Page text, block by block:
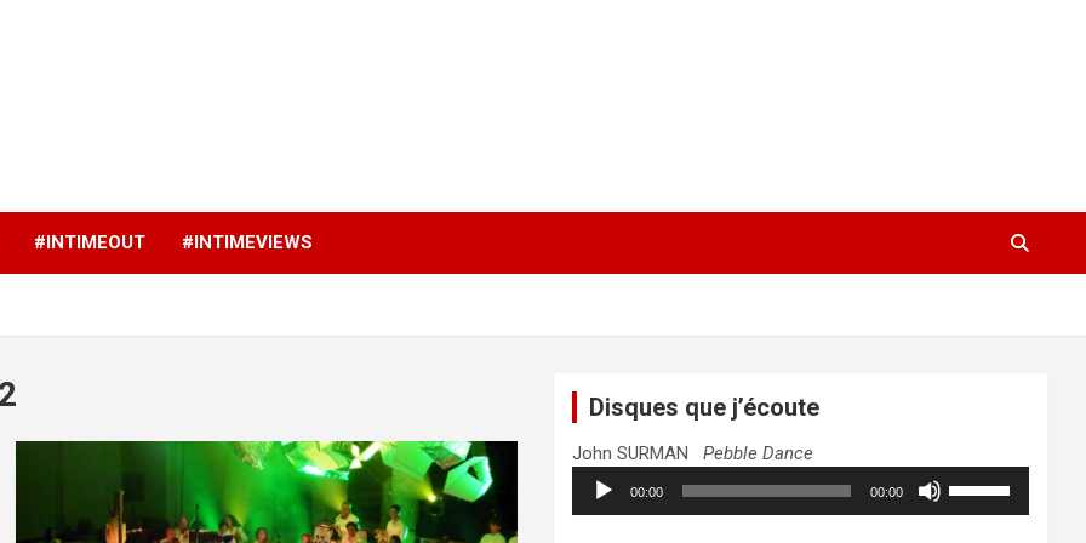
#INTIMEOUT #INTIMEVIEWS
Disques que j’écoute
John SURMANPebble Dance
Lecteur
audio
00:00 00:00